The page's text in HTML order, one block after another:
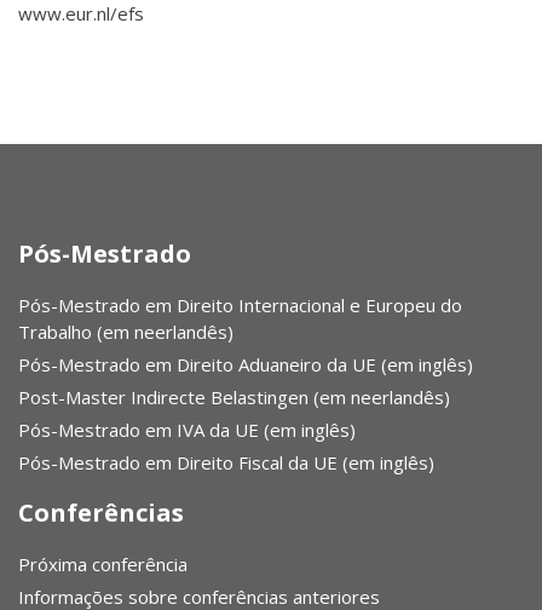
www.eur.nl/efs
Pós-Mestrado
Pós-Mestrado em Direito Internacional e Europeu do
Trabalho (em neerlandês)
Pós-Mestrado em Direito Aduaneiro da UE (em inglês)
Post-Master Indirecte Belastingen (em neerlandês)
Pós-Mestrado em IVA da UE (em inglês)
Pós-Mestrado em Direito Fiscal da UE (em inglês)
Conferências
Próxima conferência
Informações sobre conferências anteriores